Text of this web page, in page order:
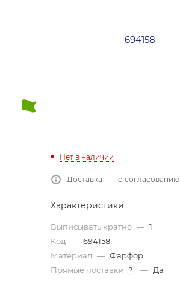
Нет в наличии
Доставка — по согласованию
Характеристики
Выписывать кратно — 1
Код — 694158
Материал — Фарфор
Прямые поставки
? — Да